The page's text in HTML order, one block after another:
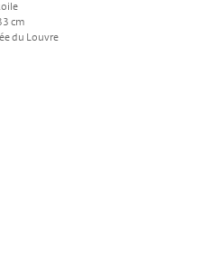
cm
du Louvre